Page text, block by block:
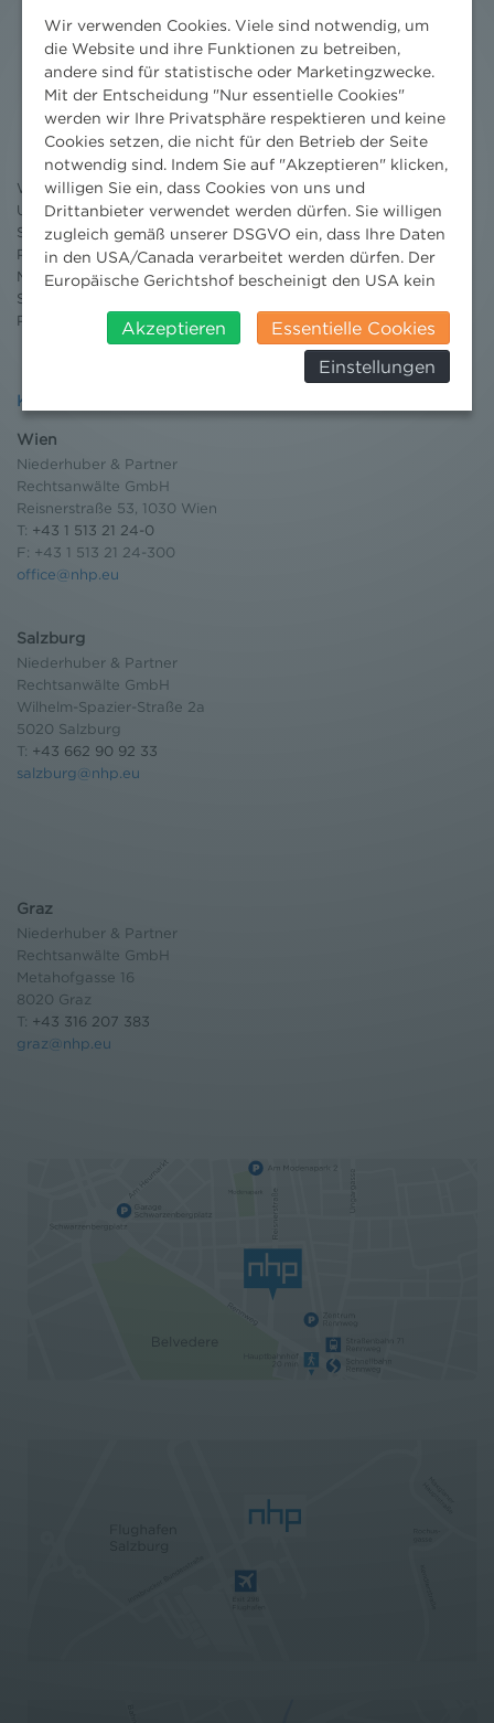
Nachrichten
News aktuell
Newsletter
3 Minuten Umweltrecht
Willkommen Umweltrecht
Umweltrechtsblog
Seminare
Publikationen
Moot Court
Stipendium
Pressebereich
Kontakt
Wien
Niederhuber & Partner
Rechtsanwälte GmbH
Reisnerstraße 53, 1030 Wien
T: +43 1 513 21 24-0
F: +43 1 513 21 24-300
office@nhp.eu
Salzburg
Niederhuber & Partner
Rechtsanwälte GmbH
Wilhelm-Spazier-Straße 2a
5020 Salzburg
T: +43 662 90 92 33
salzburg@nhp.eu
Graz
Niederhuber & Partner
Rechtsanwälte GmbH
Metahofgasse 16
8020 Graz
T: +43 316 207 383
graz@nhp.eu
Wir verwenden Cookies. Viele sind notwendig, um
die Website und ihre Funktionen zu betreiben,
andere sind für statistische oder Marketingzwecke.
Mit der Entscheidung "Nur essentielle Cookies"
werden wir Ihre Privatsphäre respektieren und keine
Cookies setzen, die nicht für den Betrieb der Seite
notwendig sind. Indem Sie auf "Akzeptieren" klicken,
willigen Sie ein, dass Cookies von uns und
Drittanbieter verwendet werden dürfen. Sie willigen
zugleich gemäß unserer DSGVO ein, dass Ihre Daten
in den USA/Canada verarbeitet werden dürfen. Der
Europäische Gerichtshof bescheinigt den USA kein
insbesondere das Risiko, dass ihre Daten durch US-
Behörden, zu Kontroll- und zu
Überwachungszwecken, verarbeitet werden und
werden können. Zudem finden Sie am
Bildschirmrand ein Cookie-Icon wo Sie jederzeit Ihre
Einwilligung widerrufen und Widerspruch ausüben.
Weitere Infomationen finden Sie hier:
Datenschutzerklärung
Akzeptieren
Essentielle Cookies
Einstellungen